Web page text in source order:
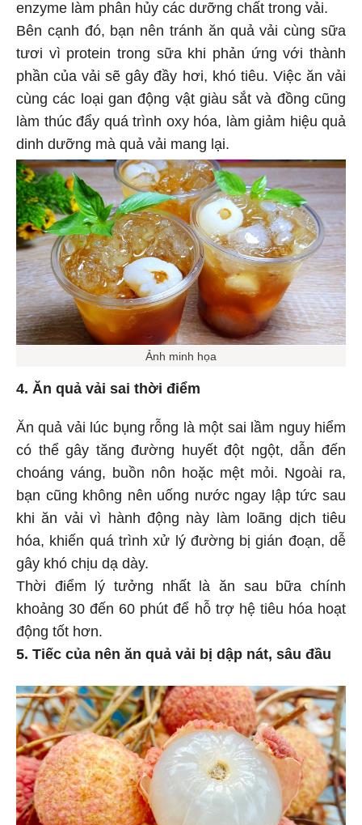
enzyme làm phân hủy các dưỡng chất trong vải.
Bên cạnh đó, bạn nên tránh ăn quả vải cùng sữa
tươi vì protein trong sữa khi phản ứng với thành
phần của vải sẽ gây đầy hơi, khó tiêu. Việc ăn vải
cùng các loại gan động vật giàu sắt và đồng cũng
làm thúc đẩy quá trình oxy hóa, làm giảm hiệu quả
dinh dưỡng mà quả vải mang lại.
Ảnh minh họa
4. Ăn quả vải sai thời điểm
Ăn quả vải lúc bụng rỗng là một sai lầm nguy hiểm
có thể gây tăng đường huyết đột ngột, dẫn đến
choáng váng, buồn nôn hoặc mệt mỏi. Ngoài ra,
bạn cũng không nên uống nước ngay lập tức sau
khi ăn vải vì hành động này làm loãng dịch tiêu
hóa, khiến quá trình xử lý đường bị gián đoạn, dễ
gây khó chịu dạ dày.
Thời điểm lý tưởng nhất là ăn sau bữa chính
khoảng 30 đến 60 phút để hỗ trợ hệ tiêu hóa hoạt
động tốt hơn.
5. Tiếc của nên ăn quả vải bị dập nát, sâu đầu